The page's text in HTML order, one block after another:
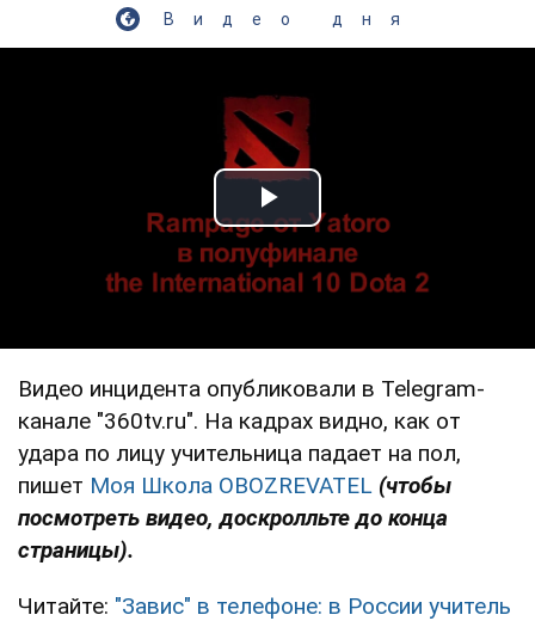
Видео дня
Play Video
Видео инцидента опубликовали в Telegram-
канале "360tv.ru". На кадрах видно, как от
удара по лицу учительница падает на пол,
пишет Моя Школа OBOZREVATEL (чтобы
посмотреть видео, доскролльте до конца
страницы).
Читайте: "Завис" в телефоне: в России учитель